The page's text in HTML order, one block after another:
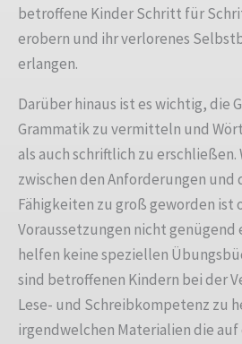
betroffene Kinder Schritt für
erobern und ihr verlorenes
erlangen.
Darüber hinaus ist es wichtig, die
Grammatik zu vermitteln und
als auch schriftlich zu erschließen.
zwischen den Anforderungen und
Fähigkeiten zu groß geworden ist
Voraussetzungen nicht
helfen keine speziellen
sind betroffenen Kindern bei der
Lese- und Schreibkompetenz zu
irgendwelchen Materialien die